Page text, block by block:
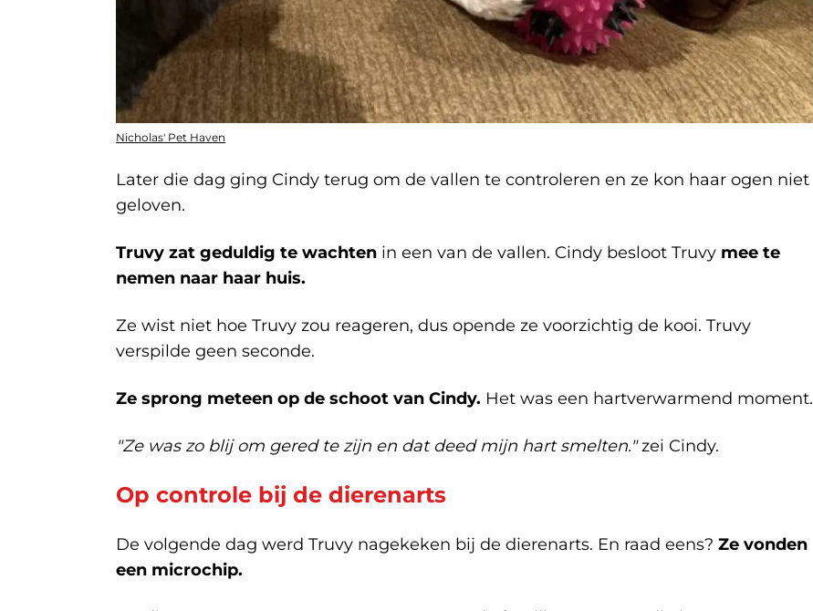
Nicholas' Pet Haven
Later die dag ging Cindy terug om de vallen te controleren en ze kon haar ogen niet
geloven.
Truvy zat geduldig te wachten in een van de vallen. Cindy besloot Truvy mee te
nemen naar haar huis.
Ze wist niet hoe Truvy zou reageren, dus opende ze voorzichtig de kooi. Truvy
verspilde geen seconde.
Ze sprong meteen op de schoot van Cindy. Het was een hartverwarmend moment.
"Ze was zo blij om gered te zijn en dat deed mijn hart smelten."zei Cindy.
Op controle bij de dierenarts
De volgende dag werd Truvy nagekeken bij de dierenarts. En raad eens? Ze vonden
een microchip.